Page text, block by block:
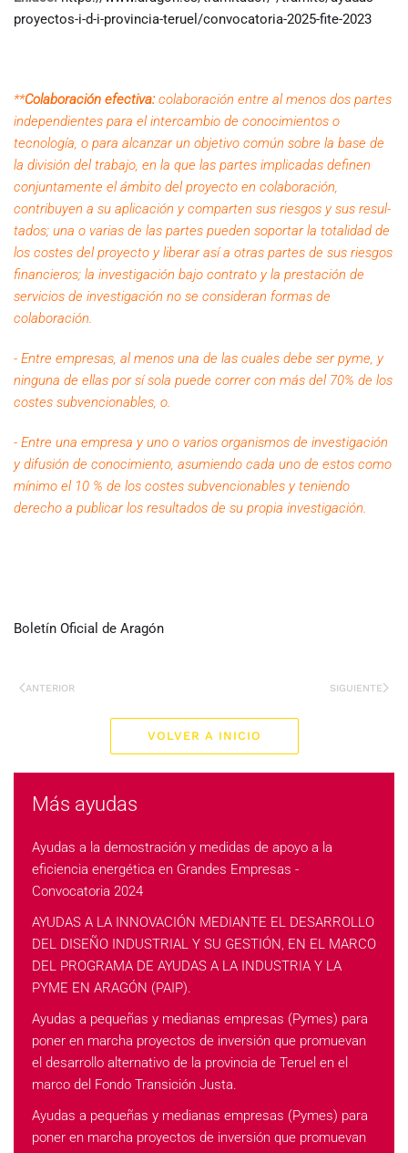
proyectos-i-d-i-provincia-teruel/convocatoria-2025-fite-2023
**Colaboración efectiva:colaboración entre al menos dos partes
independientes para el intercambio de conocimientos o
tecnología, o para alcanzar un objetivo común sobre la base de
la división del trabajo, en la que las partes implicadas definen
conjuntamente el ámbito del proyecto en colaboración,
contribuyen a su aplicación y comparten sus riesgos y sus resul­
tados; una o varias de las partes pueden soportar la totalidad de
los costes del proyecto y li­berar así a otras partes de sus riesgos
financieros; la investigación bajo contrato y la presta­ción de
servicios de investigación no se consideran formas de
colaboración.
- Entre empresas, al menos una de las cuales debe ser pyme, y
ninguna de ellas por sí sola puede correr con más del 70% de los
costes subvencionables, o.
- Entre una empresa y uno o varios organismos de investigación
y difusión de conocimiento, asumiendo cada uno de estos como
mínimo el 10 % de los costes subvencionables y teniendo
derecho a publicar los resultados de su propia investigación.
Boletín Oficial de Aragón
ANTERIOR SIGUIENTE
VOLVER A INICIO
Más ayudas
Ayudas a la demostración y medidas de apoyo a la
eficiencia energética en Grandes Empresas -
Convocatoria 2024
AYUDAS A LA INNOVACIÓN MEDIANTE EL DESARROLLO
DEL DISEÑO INDUSTRIAL Y SU GESTIÓN, EN EL MARCO
DEL PROGRAMA DE AYUDAS A LA INDUSTRIA Y LA
PYME EN ARAGÓN (PAIP).
Ayudas a pequeñas y medianas empresas (Pymes) para
poner en marcha proyectos de inversión que promuevan
el desarrollo alternativo de la provincia de Teruel en el
marco del Fondo Transición Justa.
Ayudas a pequeñas y medianas empresas (Pymes) para
poner en marcha proyectos de inversión que promuevan